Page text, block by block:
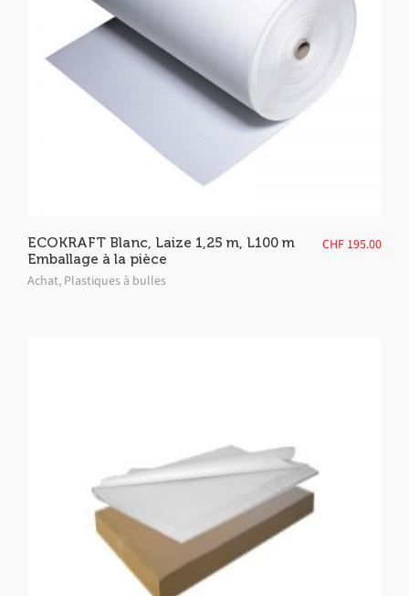
ECOKRAFT Blanc, Laize 1,25 m, L100 m
Emballage à la pièce
Achat, Plastiques à bulles
CHF 195.00